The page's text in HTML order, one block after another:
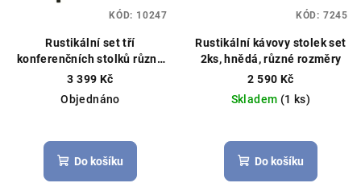
Rustikální set tří
konferenčních stolků různé
rozměry
3 399 Kč
Objednáno
Do košíku
KÓD: 10247
Rustikální kávovy stolek set
2ks, hnědá, různé rozměry
2 590 Kč
Skladem (1 ks)
Do košíku
KÓD: 7245